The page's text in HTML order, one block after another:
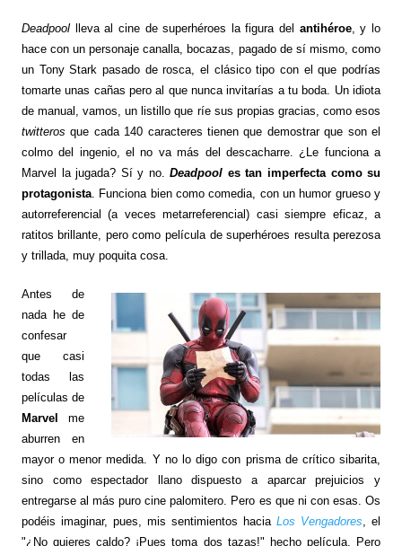
Deadpool lleva al cine de superhéroes la figura del antihéroe, y lo
hace con un personaje canalla, bocazas, pagado de sí mismo, como
un Tony Stark pasado de rosca, el clásico tipo con el que podrías
tomarte unas cañas pero al que nunca invitarías a tu boda. Un idiota
de manual, vamos, un listillo que ríe sus propias gracias, como esos
twitteros que cada 140 caracteres tienen que demostrar que son el
colmo del ingenio, el no va más del descacharre. ¿Le funciona a
Marvel la jugada? Sí y no.Deadpool es tan imperfecta como su
protagonista. Funciona bien como comedia, con un humor grueso y
autorreferencial (a veces metarreferencial) casi siempre eficaz, a
ratitos brillante, pero como película de superhéroes resulta perezosa
y trillada, muy poquita cosa.
Antes de
nada he de
confesar
que casi
todas las
películas de
Marvel
me
aburren en
mayor o menor medida. Y no lo digo con prisma de crítico sibarita,
sino como espectador llano dispuesto a aparcar prejuicios y
entregarse al más puro cine palomitero. Pero es que ni con esas. Os
podéis imaginar, pues, mis sentimientos haciaLos Vengadores, el
"¿No quieres caldo? ¡Pues toma dos tazas!" hecho película. Pero